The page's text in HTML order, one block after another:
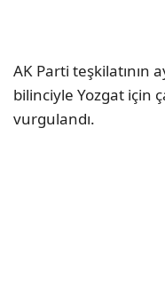
AK Parti teşkilatının
bilinciyle Yozgat için
vurgulandı.